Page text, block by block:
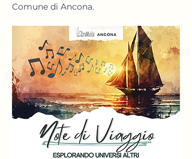
Comune di Ancona.